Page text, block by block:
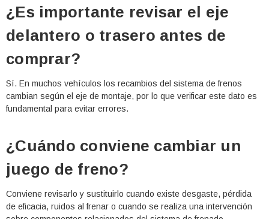
¿Es importante revisar el eje
delantero o trasero antes de
comprar?
Sí. En muchos vehículos los recambios del sistema de frenos
cambian según el eje de montaje, por lo que verificar este dato es
fundamental para evitar errores.
¿Cuándo conviene cambiar un
juego de freno?
Conviene revisarlo y sustituirlo cuando existe desgaste, pérdida
de eficacia, ruidos al frenar o cuando se realiza una intervención